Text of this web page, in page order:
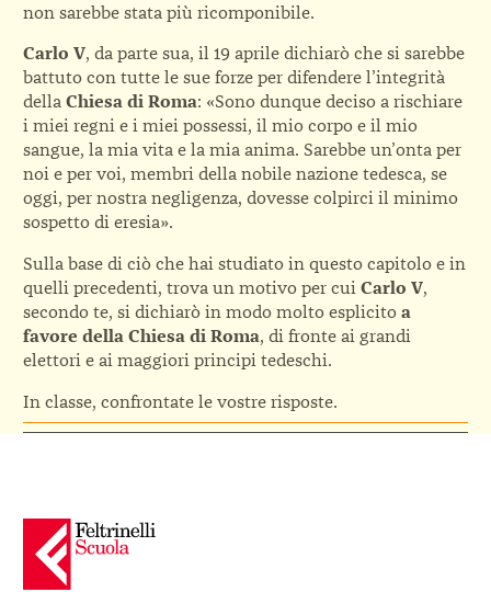
non sarebbe stata più ricomponibile.
Carlo V, da parte sua, il 19 aprile dichiarò che si sarebbe
battuto con tutte le sue forze per difendere l’integrità
della Chiesa di Roma: «Sono dunque deciso a rischiare
i miei regni e i miei possessi, il mio corpo e il mio
sangue, la mia vita e la mia anima. Sarebbe un’onta per
noi e per voi, membri della nobile nazione tedesca, se
oggi, per nostra negligenza, dovesse colpirci il minimo
sospetto di eresia».
Sulla base di ciò che hai studiato in questo capitolo e in
quelli precedenti, trova un motivo per cui Carlo V,
secondo te, si dichiarò in modo molto esplicito a
favore della Chiesa di Roma, di fronte ai grandi
elettori e ai maggiori principi tedeschi.
In classe, confrontate le vostre risposte.